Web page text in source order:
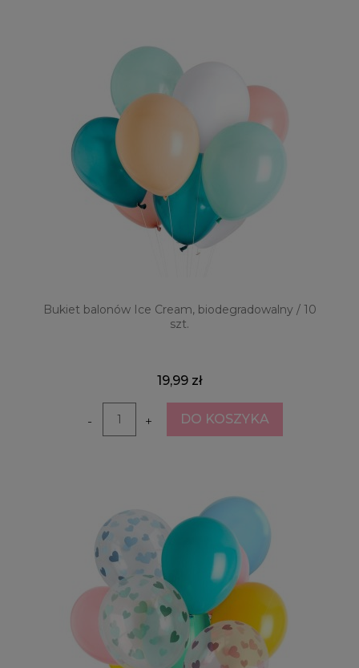
Bukiet balonów Ice Cream, biodegradowalny / 10
szt.
19,99 zł
- + DO KOSZYKA